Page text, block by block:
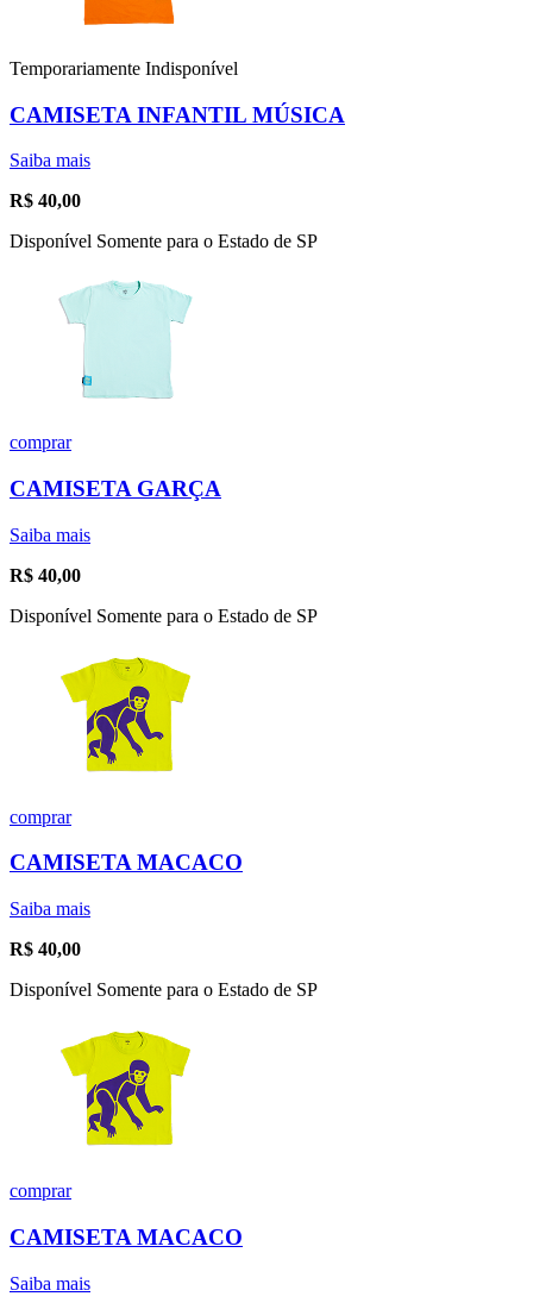
Temporariamente Indisponível
CAMISETA INFANTIL MÚSICA
Saiba mais
R$ 40,00
Disponível Somente para o Estado de SP
comprar
CAMISETA GARÇA
Saiba mais
R$ 40,00
Disponível Somente para o Estado de SP
comprar
CAMISETA MACACO
Saiba mais
R$ 40,00
Disponível Somente para o Estado de SP
comprar
CAMISETA MACACO
Saiba mais